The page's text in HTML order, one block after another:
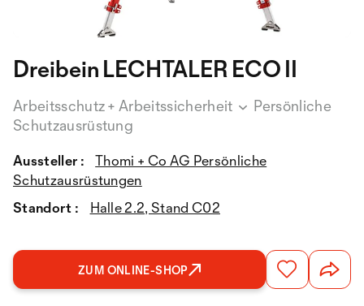
Dreibein LECHTALER ECO II
Arbeitsschutz + Arbeitssicherheit
Persönliche
Schutzausrüstung
Aussteller :
Thomi + Co AG Persönliche
Schutzausrüstungen
Standort :
Halle 2.2, Stand C02
ZUM ONLINE-SHOP